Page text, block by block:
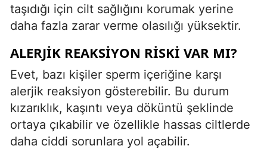
taşıdığı için cilt sağlığını korumak yerine
daha fazla zarar verme olasılığı yüksektir.
ALERJIK REAKSIYON RISKI VAR MI?
Evet, bazı kişiler sperm içeriğine karşı
alerjik reaksiyon gösterebilir. Bu durum
kızarıklık, kaşıntı veya döküntü şeklinde
ortaya çıkabilir ve özellikle hassas ciltlerde
daha ciddi sorunlara yol açabilir.